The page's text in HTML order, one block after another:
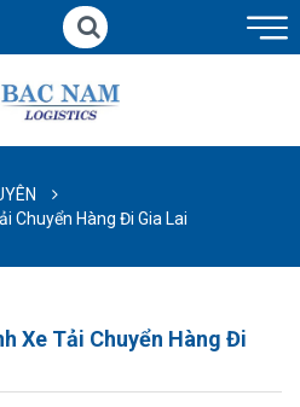
Chuyển Hàng Đi Gia Lai
Xe Tải Chuyển Hàng Đi